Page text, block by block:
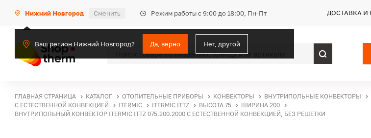
Нижний Новгород Сменить Режим работы с 9:00 до 18:00, Пн-Пт
Ваш регион Нижний Новгород? Да, верно Нет, другой
ДОСТАВКА И
ГЛАВНАЯ СТРАНИЦА КАТАЛОГ ОТОПИТЕЛЬНЫЕ ПРИБОРЫ КОНВЕКТОРЫ
ВНУТРИПОЛЬНЫЕ КОНВЕКТОРЫ
С ЕСТЕСТВЕННОЙ КОНВЕКЦИЕЙ
ITERMIC ITERMIC ITTZ ВЫСОТА 75
ШИРИНА 200
ВНУТРИПОЛЬНЫЙ КОНВЕКТОР ITERMIC ITTZ 075.200.2000 С ЕСТЕСТВЕННОЙ КОНВЕКЦИЕЙ, БЕЗ РЕШЕТКИ